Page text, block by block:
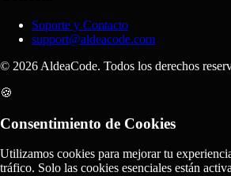
Soporte y Contacto
support@aldeacode.com
© 2026 AldeaCode. Todos los derechos
🍪
Consentimiento de Cookies
Utilizamos cookies para mejorar tu
tráfico. Solo las cookies esenciales están